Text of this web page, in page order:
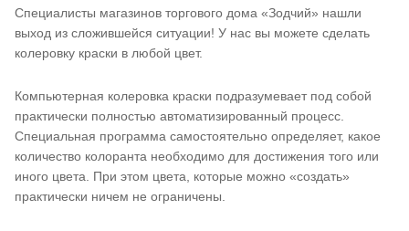
Специалисты магазинов торгового дома «Зодчий» нашли
выход из сложившейся ситуации! У нас вы можете сделать
колеровку краски в любой цвет.
Компьютерная колеровка краски подразумевает под собой
практически полностью автоматизированный процесс.
Специальная программа самостоятельно определяет, какое
количество колоранта необходимо для достижения того или
иного цвета. При этом цвета, которые можно «создать»
практически ничем не ограничены.